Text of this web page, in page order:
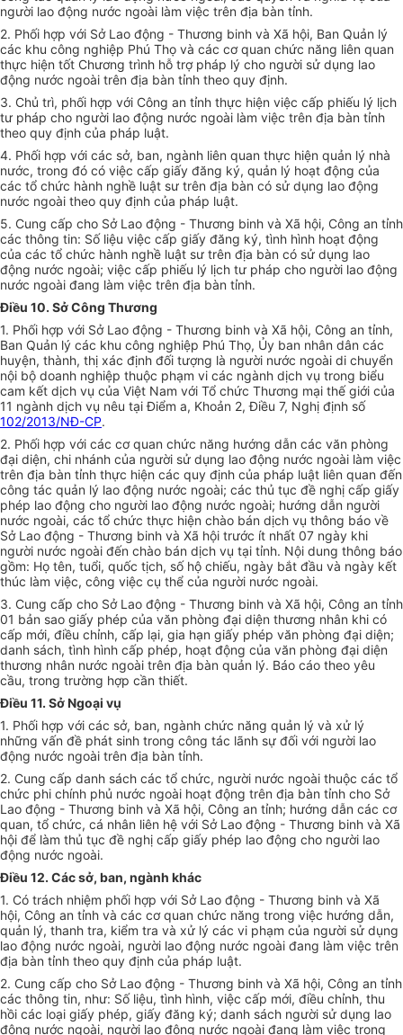
người lao động nước ngoài làm việc trên địa bàn tỉnh.
2. Phối hợp với Sở Lao động - Thương binh và Xã hội, Ban Quản lý
các khu công nghiệp Phú Thọ và các cơ quan chức năng liên quan
thực hiện tốt Chương trình hỗ trợ pháp lý cho người sử dụng lao
động nước ngoài trên địa bàn tỉnh theo quy định.
3. Chủ trì, phối hợp với Công an tỉnh thực hiện việc cấp phiếu lý lịch
tư pháp cho người lao động nước ngoài làm việc trên địa bàn tỉnh
theo quy định của pháp luật.
4. Phối hợp với các sở, ban, ngành liên quan thực hiện quản lý nhà
nước, trong đó có việc cấp giấy đăng ký, quản lý hoạt động của
các tổ chức hành nghề luật sư trên địa bàn có sử dụng lao động
nước ngoài theo quy định của pháp luật.
5. Cung cấp cho Sở Lao động - Thương binh và Xã hội, Công an tỉnh
các thông tin: Số liệu việc cấp giấy đăng ký, tình hình hoạt động
của các tổ chức hành nghề luật sư trên địa bàn có sử dụng lao
động nước ngoài; việc cấp phiếu lý lịch tư pháp cho người lao động
nước ngoài đang làm việc trên địa bàn tỉnh.
Điều 10. Sở Công Thương
1. Phối hợp với Sở Lao động - Thương binh và Xã hội, Công an tỉnh,
Ban Quản lý các khu công nghiệp Phú Thọ, Ủy ban nhân dân các
huyện, thành, thị xác định đối tượng là người nước ngoài di chuyển
nội bộ doanh nghiệp thuộc phạm vi các ngành dịch vụ trong biểu
cam kết dịch vụ của Việt Nam với Tổ chức Thương mại thế giới của
11 ngành dịch vụ nêu tại Điểm a, Khoản 2, Điều 7, Nghị định số
102/2013/NĐ-CP.
2. Phối hợp với các cơ quan chức năng hướng dẫn các văn phòng
đại diện, chi nhánh của người sử dụng lao động nước ngoài làm việc
trên địa bàn tỉnh thực hiện các quy định của pháp luật liên quan đến
công tác quản lý lao động nước ngoài; các thủ tục đề nghị cấp giấy
phép lao động cho người lao động nước ngoài; hướng dẫn người
nước ngoài, các tổ chức thực hiện chào bán dịch vụ thông báo về
Sở Lao động - Thương binh và Xã hội trước ít nhất 07 ngày khi
người nước ngoài đến chào bán dịch vụ tại tỉnh. Nội dung thông báo
gồm: Họ tên, tuổi, quốc tịch, số hộ chiếu, ngày bắt đầu và ngày kết
thúc làm việc, công việc cụ thể của người nước ngoài.
3. Cung cấp cho Sở Lao động - Thương binh và Xã hội, Công an tỉnh
01 bản sao giấy phép của văn phòng đại diện thương nhân khi có
cấp mới, điều chỉnh, cấp lại, gia hạn giấy phép văn phòng đại diện;
danh sách, tình hình cấp phép, hoạt động của văn phòng đại diện
thương nhân nước ngoài trên địa bàn quản lý. Báo cáo theo yêu
cầu, trong trường hợp cần thiết.
Điều 11. Sở Ngoại vụ
1. Phối hợp với các sở, ban, ngành chức năng quản lý và xử lý
những vấn đề phát sinh trong công tác lãnh sự đối với người lao
động nước ngoài trên địa bàn tỉnh.
2. Cung cấp danh sách các tổ chức, người nước ngoài thuộc các tổ
chức phi chính phủ nước ngoài hoạt động trên địa bàn tỉnh cho Sở
Lao động - Thương binh và Xã hội, Công an tỉnh; hướng dẫn các cơ
quan, tổ chức, cá nhân liên hệ với Sở Lao động - Thương binh và Xã
hội để làm thủ tục đề nghị cấp giấy phép lao động cho người lao
động nước ngoài.
Điều 12. Các sở, ban, ngành khác
1. Có trách nhiệm phối hợp với Sở Lao động - Thương binh và Xã
hội, Công an tỉnh và các cơ quan chức năng trong việc hướng dẫn,
quản lý, thanh tra, kiểm tra và xử lý các vi phạm của người sử dụng
lao động nước ngoài, người lao động nước ngoài đang làm việc trên
địa bàn tỉnh theo quy định của pháp luật.
2. Cung cấp cho Sở Lao động - Thương binh và Xã hội, Công an tỉnh
các thông tin, như: Số liệu, tình hình, việc cấp mới, điều chỉnh, thu
hồi các loại giấy phép, giấy đăng ký; danh sách người sử dụng lao
động nước ngoài, người lao động nước ngoài đang làm việc trong